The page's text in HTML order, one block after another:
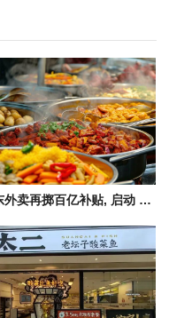
京东外卖再掷百亿补贴, 启动 “双百计划” 加码扶持餐饮品牌